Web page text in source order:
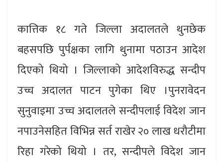
कात्तिक १८ गते जिल्ला अदालतले थुनछेक
बहसपछि पुर्पक्षका लागि थुनामा पठाउन आदेश
दिएको थियो । जिल्लाको आदेशविरुद्ध सन्दीप
उच्च अदालत पाटन पुगेका थिए ।पुनरावेदन
सुनुवाइमा उच्च अदालतले सन्दीपलाई विदेश जान
नपाउनेसहित विभिन्न सर्त राखेर २० लाख धरौटीमा
रिहा गरेको थियो । तर, सन्दीपले विदेश जान